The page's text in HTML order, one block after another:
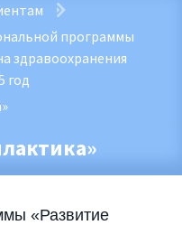
программы
здравоохранения
год
«Развитие